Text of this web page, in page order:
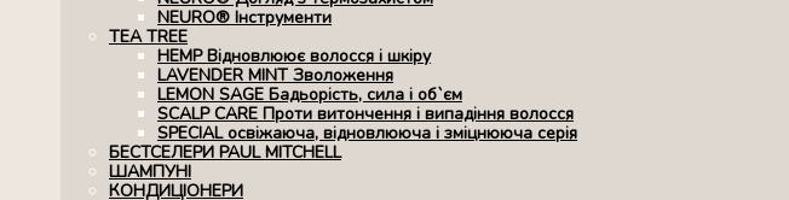
NEURO® Інструменти
TEA TREE
HEMP Відновлюює волосся і шкіру
LAVENDER MINT Зволоження
LEMON SAGE Бадьорість, сила і об`єм
SCALP CARE Проти витончення і випадіння волосся
SPECIAL освіжаюча, відновлююча і зміцнююча серія
БЕСТСЕЛЕРИ PAUL MITCHELL
ШАМПУНІ
КОНДИЦІОНЕРИ